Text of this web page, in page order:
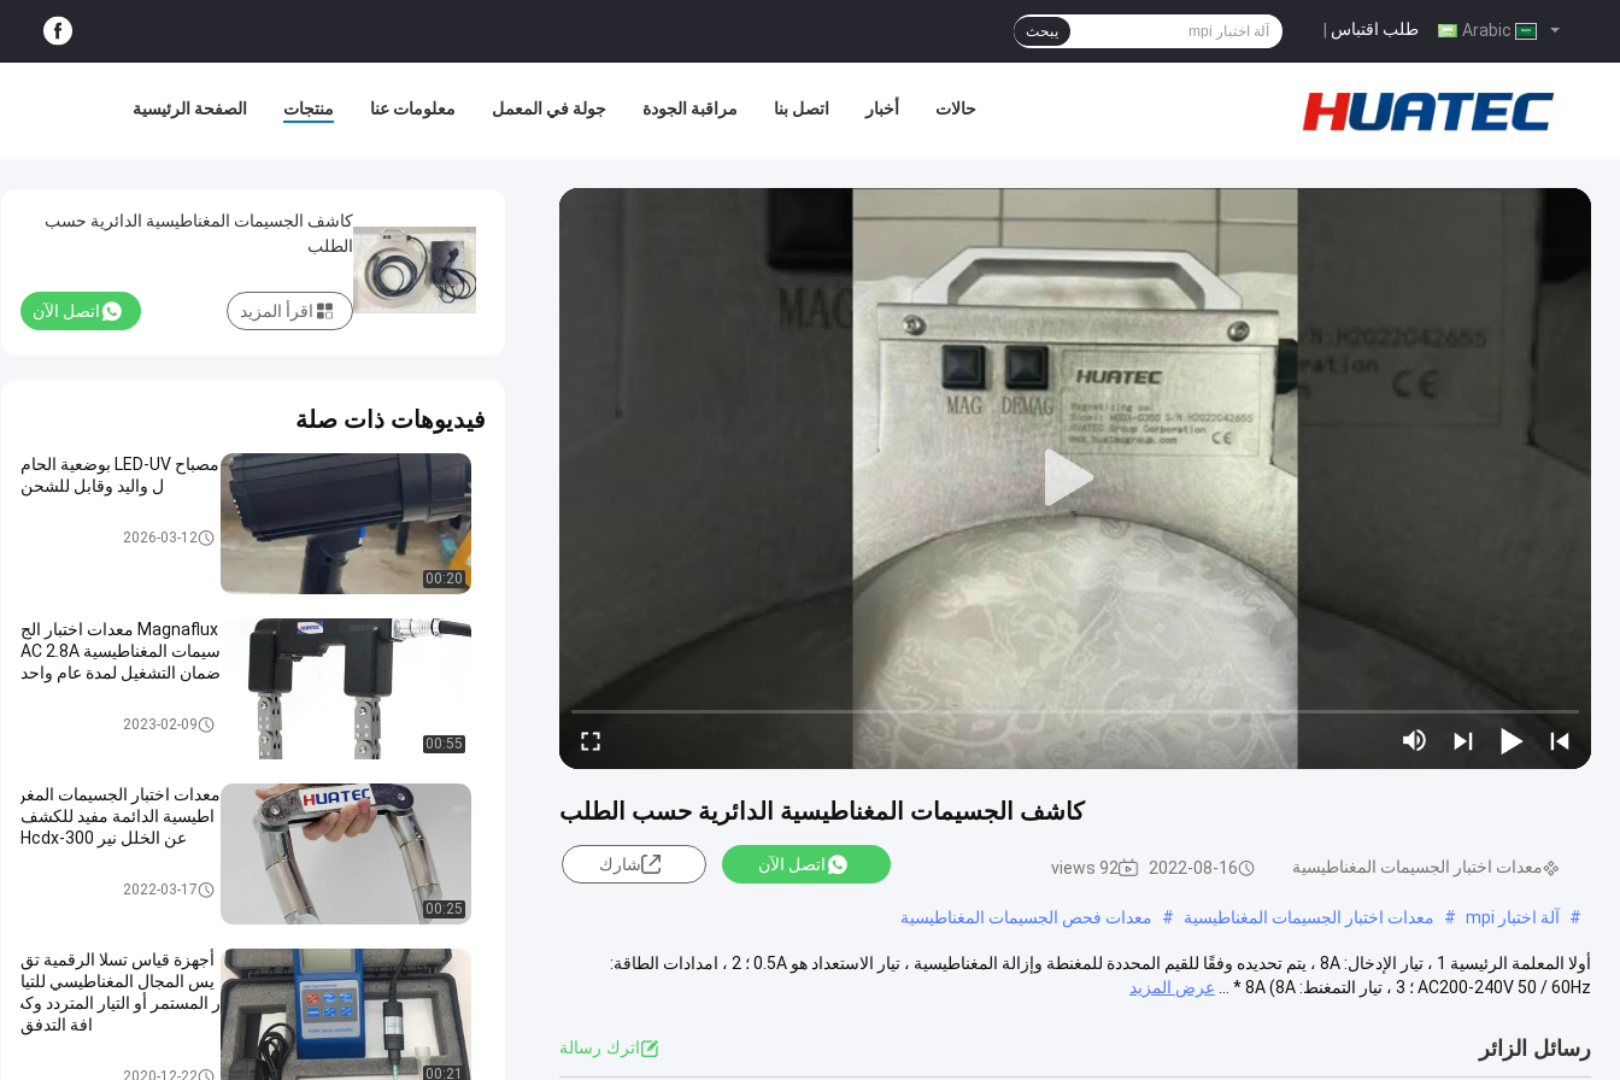
طلب اقتباس يبحث
الصفحة الرئيسية منتجات معلومات عنا جولة في المعمل مراقبة الجودة اتصل بنا أخبار حالات
كاشف الجسيمات المغناطيسية الدائرية حسب الطلب
معدات اختبار الجسيمات المغناطيسية 2022-08-16
92 views اتصل الآن شارك
# آلة اختبار mpi # معدات اختبار الجسيمات المغناطيسية # معدات فحص الجسيمات المغناطيسية
أولا المعلمة الرئيسية 1 ، تيار الإدخال: 8A ، يتم تحديده وفقًا للقيم المحددة للمغنطة وإزالة المغناطيسية ، تيار الاستعداد هو 0.5A ؛ 2 ، امدادات الطاقة:
AC200-240V 50 / 60Hz ؛ 3 ، تيار التمغنط: 8A (8A * ...
عرض المزيد
رسائل الزائر اترك رسالة
كاشف الجسيمات المغناطيسية الدائرية حسب
الطلب
اتصل الآن اقرأ المزيد
فيديوهات ذات صلة
00:20
مصباح LED-UV بوضعية الحام
ل واليد وقابل للشحن
معدات اختبار الجسيمات المغناط
2026-03-12
00:55
Magnaflux معدات اختبار الج
سيمات المغناطيسية AC 2.8A
ضمان التشغيل لمدة عام واحد
معدات اختبار الجسيمات المغناط
2023-02-09
00:25
معدات اختبار الجسيمات المغن
اطيسية الدائمة مفيد للكشف
عن الخلل نير Hcdx-300
معدات اختبار الجسيمات المغناط
2022-03-17
00:21
أجهزة قياس تسلا الرقمية تق
يس المجال المغناطيسي للتيا
ر المستمر أو التيار المتردد وكث
افة التدفق
معدات اختبار الجسيمات المغناط
2020-12-22